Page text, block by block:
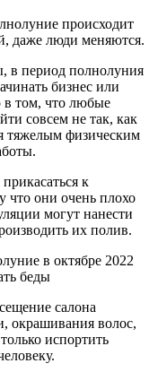
происходит
даже люди меняются.
в период полнолуния
бизнес или
в том, что любые
совсем не так, как
тяжелым физическим
к
что они очень плохо
могут нанести
их полив.
салона
окрашивания волос,
испортить